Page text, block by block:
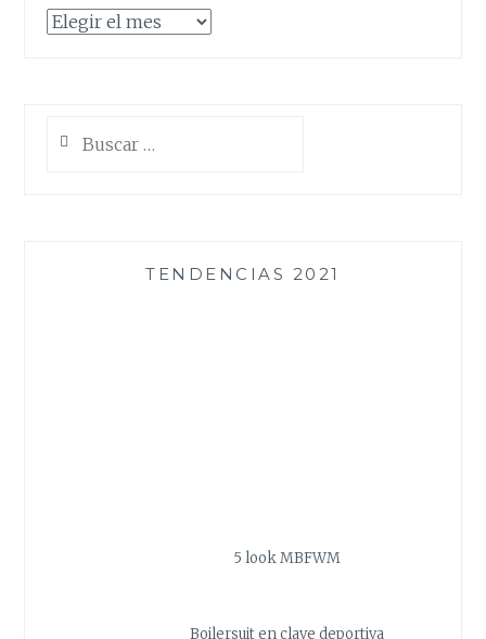
Archivos
TENDENCIAS 2021
5 look MBFWM
Boilersuit en clave deportiva